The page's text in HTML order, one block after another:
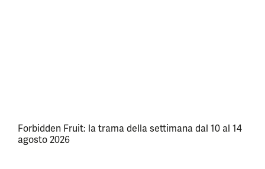
Forbidden Fruit: la trama della settimana dal 10 al 14
agosto 2026